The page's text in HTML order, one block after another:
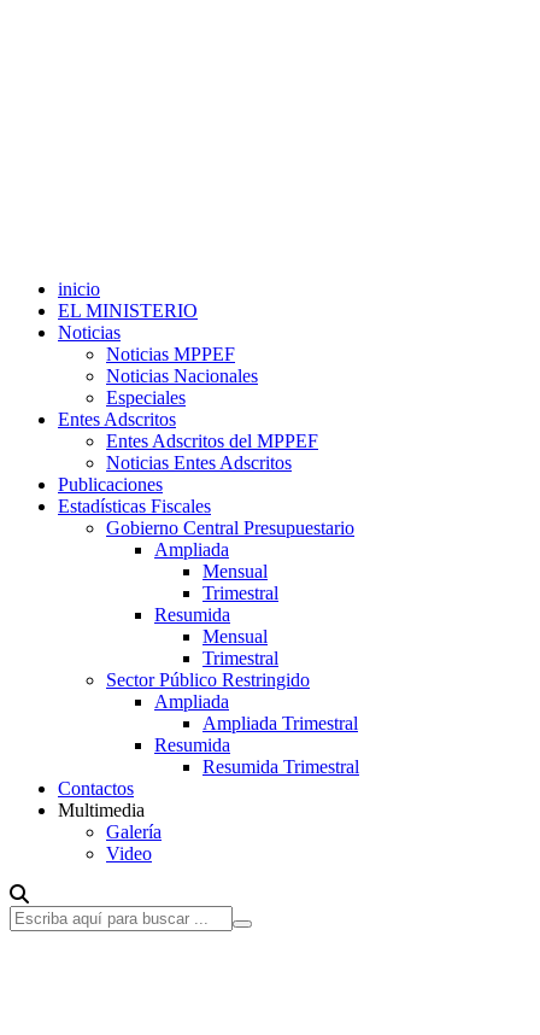
inicio
EL MINISTERIO
Noticias
Noticias MPPEF
Noticias Nacionales
Especiales
Entes Adscritos
Entes Adscritos del MPPEF
Noticias Entes Adscritos
Publicaciones
Estadísticas Fiscales
Gobierno Central Presupuestario
Ampliada
Mensual
Trimestral
Resumida
Mensual
Trimestral
Sector Público Restringido
Ampliada
Ampliada Trimestral
Resumida
Resumida Trimestral
Contactos
Multimedia
Galería
Video